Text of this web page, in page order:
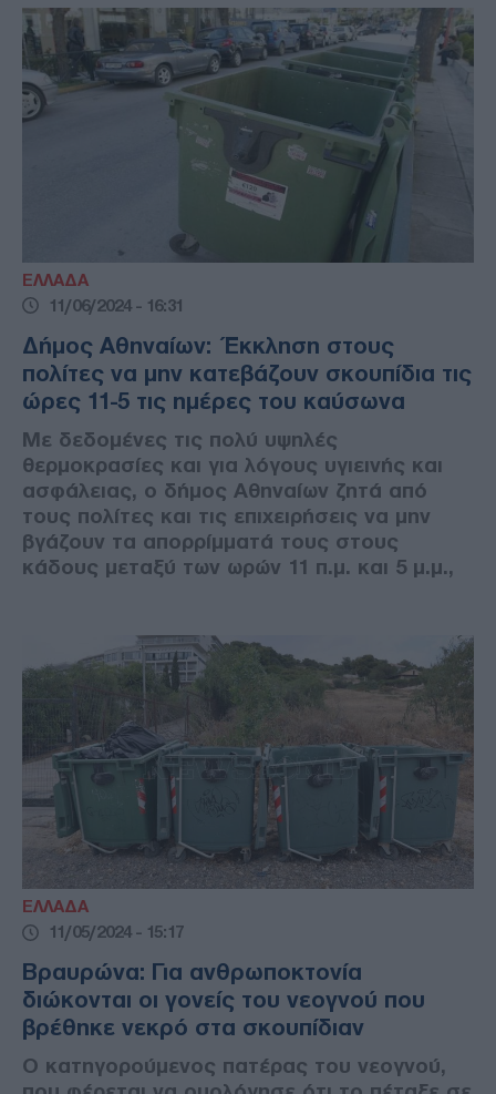
ΕΛΛΑΔΑ
11/06/2024 - 16:31
Δήμος Αθηναίων: Έκκληση στους
πολίτες να μην κατεβάζουν σκουπίδια τις
ώρες 11-5 τις ημέρες του καύσωνα
Με δεδομένες τις πολύ υψηλές
θερμοκρασίες και για λόγους υγιεινής και
ασφάλειας, ο δήμος Αθηναίων ζητά από
τους πολίτες και τις επιχειρήσεις να μην
βγάζουν τα απορρίμματά τους στους
κάδους μεταξύ των ωρών 11 π.μ. και 5 μ.μ.,
ΕΛΛΑΔΑ
11/05/2024 - 15:17
Βραυρώνα: Για ανθρωποκτονία
διώκονται οι γονείς του νεογνού που
βρέθηκε νεκρό στα σκουπίδιαν
Ο κατηγορούμενος πατέρας του νεογνού,